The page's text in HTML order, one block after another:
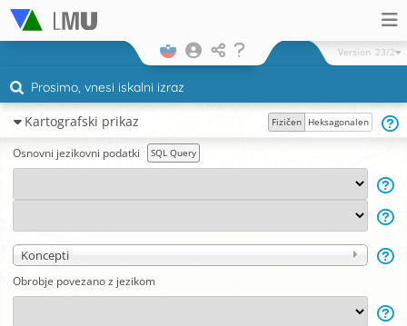
Version 23/2
Kartografski prikaz Fizičen Heksagonalen
Osnovni jezikovni podatki SQL Query
Koncepti
Obrobje povezano z jezikom